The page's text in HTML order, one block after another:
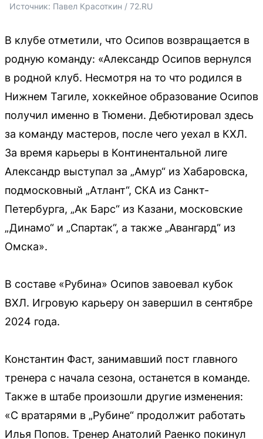
Источник: Павел Красоткин / 72.RU
В клубе отметили, что Осипов возвращается в
родную команду: «Александр Осипов вернулся
в родной клуб. Несмотря на то что родился в
Нижнем Тагиле, хоккейное образование Осипов
получил именно в Тюмени. Дебютировал здесь
за команду мастеров, после чего уехал в КХЛ.
За время карьеры в Континентальной лиге
Александр выступал за „Амур“ из Хабаровска,
подмосковный „Атлант“, СКА из Санкт-
Петербурга, „Ак Барс“ из Казани, московские
„Динамо“ и „Спартак“, а также „Авангард“ из
Омска».
В составе «Рубина» Осипов завоевал кубок
ВХЛ. Игровую карьеру он завершил в сентябре
2024 года.
Константин Фаст, занимавший пост главного
тренера с начала сезона, останется в команде.
Также в штабе произошли другие изменения:
«С вратарями в „Рубине“ продолжит работать
Илья Попов. Тренер Анатолий Раенко покинул